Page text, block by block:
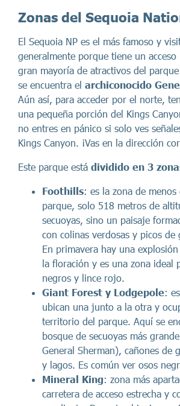
Zonas del Sequoia
El Sequoia NP es el más famoso y
generalmente porque tiene un acceso
gran mayoría de atractivos del
se encuentra el archiconocido
Aún así, para acceder por el norte,
una pequeña porción del Kings
no entres en pánico si solo ves
Kings Canyon. ¡Vas en la dirección
Este parque está dividido en 3
Foothills: es la zona de menos
parque, solo 518 metros de
secuoyas, sino un paisaje
con colinas verdosas y picos
En primavera hay una
la floración y es una zona ideal
negros y lince rojo.
Giant Forest y Lodgepole:
ubican una junto a la otra y
territorio del parque. Aquí se
bosque de secuoyas más
General Sherman), cañones de
y lagos. Es común ver osos
Mineral King: zona más
carretera de acceso estrecha y